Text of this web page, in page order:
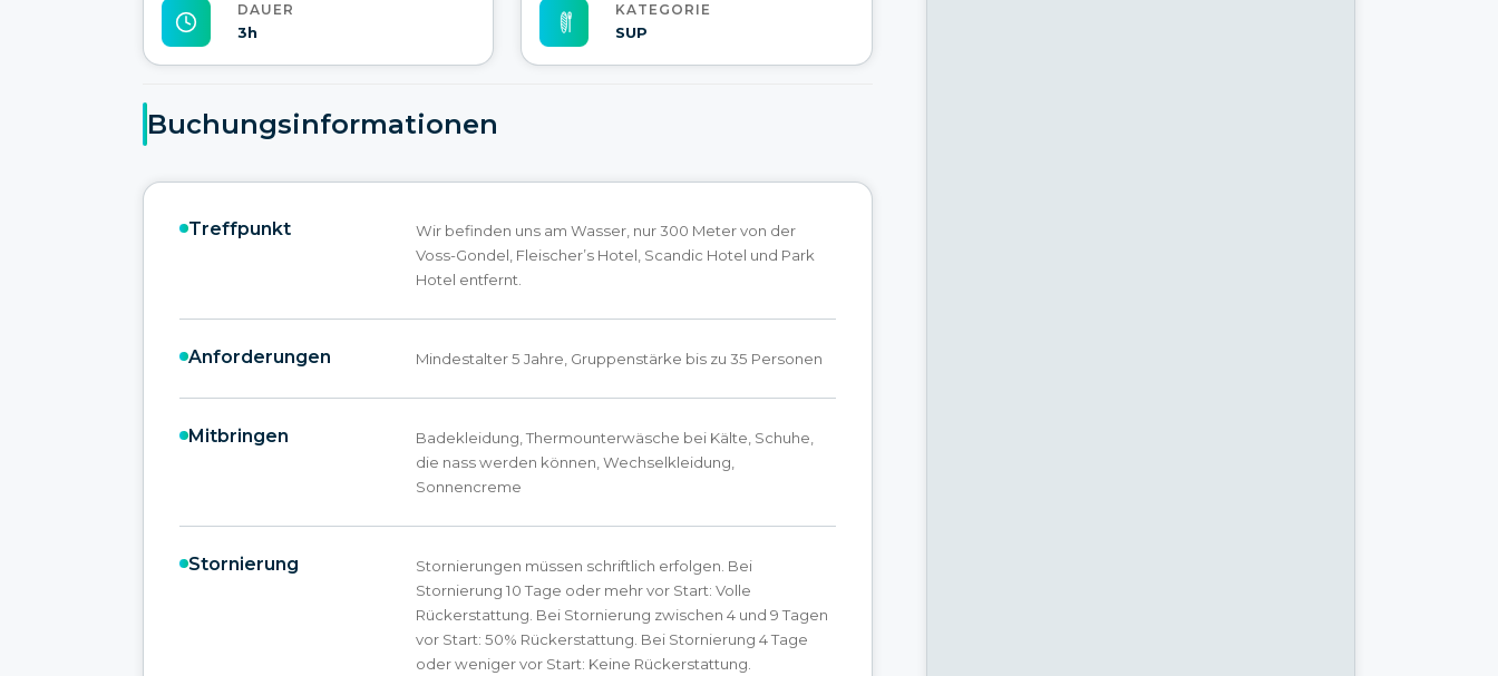
DAUER
3h
KATEGORIE
SUP
Buchungsinformationen
Treffpunkt
Wir befinden uns am Wasser, nur 300 Meter von der
Voss-Gondel, Fleischer’s Hotel, Scandic Hotel und Park
Hotel entfernt.
Anforderungen Mindestalter 5 Jahre, Gruppenstärke bis zu 35 Personen
Mitbringen
Badekleidung, Thermounterwäsche bei Kälte, Schuhe,
die nass werden können, Wechselkleidung,
Sonnencreme
Stornierung
Stornierungen müssen schriftlich erfolgen. Bei
Stornierung 10 Tage oder mehr vor Start: Volle
Rückerstattung. Bei Stornierung zwischen 4 und 9 Tagen
vor Start: 50% Rückerstattung. Bei Stornierung 4 Tage
oder weniger vor Start: Keine Rückerstattung.